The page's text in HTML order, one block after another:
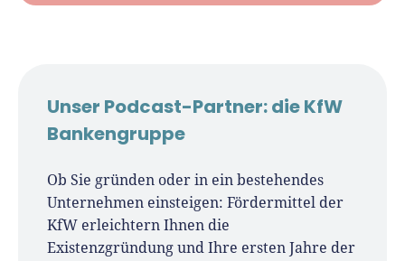
Unser Podcast-Partner: die KfW
Bankengruppe
Ob Sie gründen oder in ein bestehendes
Unternehmen einsteigen: Fördermittel der
KfW erleichtern Ihnen die
Existenzgründung und Ihre ersten Jahre der